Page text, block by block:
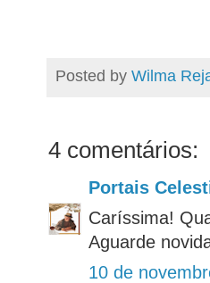
Posted by Wilma
4 comentários:
Portais
Caríssima!
Aguarde
10 de